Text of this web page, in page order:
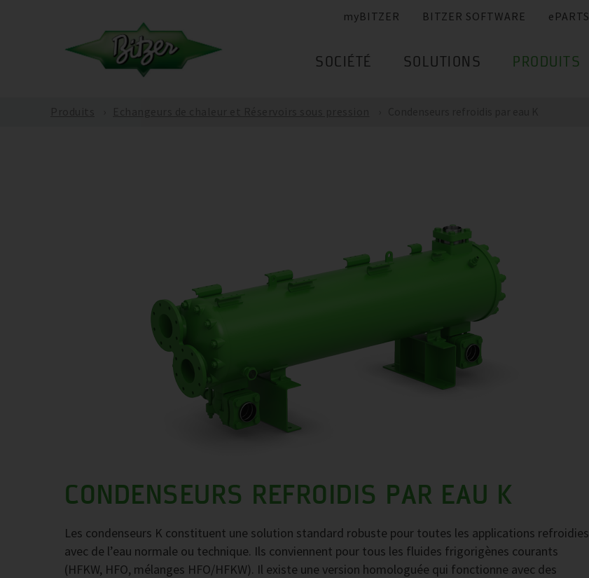
myBITZER BITZER SOFTWARE ePARTS
SOCIÉTÉ SOLUTIONS PRODUITS
CONDENSEURS REFROIDIS PAR EAU K
Les condenseurs K constituent une solution standard robuste pour toutes les applications refroidies
avec de l’eau normale ou technique. Ils conviennent pour tous les fluides frigorigènes courants
(HFKW, HFO, mélanges HFO/HFKW). Il existe une version homologuée qui fonctionne avec des